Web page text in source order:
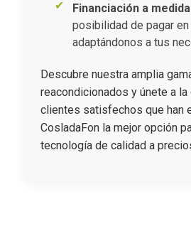
Financiación a
posibilidad de pagar
adaptándonos a tus
Descubre nuestra amplia
reacondicionados y únete a la
clientes satisfechos que han
CosladaFon la mejor opción
tecnología de calidad a